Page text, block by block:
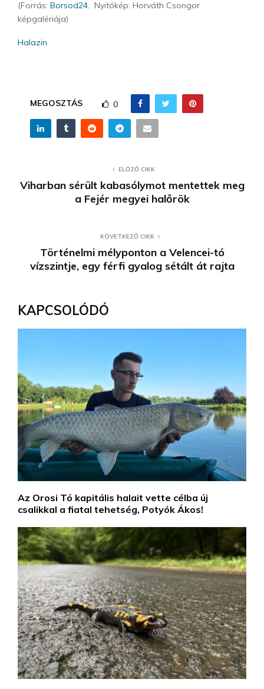
(Forrás: Borsod24. Nyitókép: Horváth Csongor
képgalériája)
Halazin
MEGOSZTÁS 0
ELŐZŐ CIKK
Viharban sérült kabasólymot mentettek meg
a Fejér megyei halőrök
KÖVETKEZŐ CIKK
Történelmi mélyponton a Velencei-tó
vízszintje, egy férfi gyalog sétált át rajta
KAPCSOLÓDÓ
Az Orosi Tó kapitális halait vette célba új
csalikkal a fiatal tehetség, Potyók Ákos!